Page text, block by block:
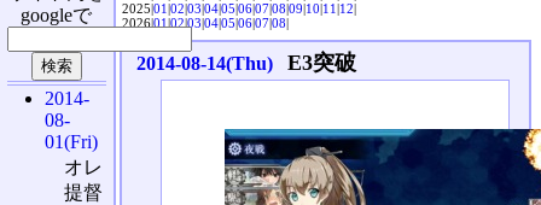
2025|01|02|03|04|05|06|07|08|09|10|11|12|
2026|01|02|03|04|05|06|07|08|
2014-08-14(Thu) E3突破
googleで
2014-
08-
01(Fri)
オレ
提督